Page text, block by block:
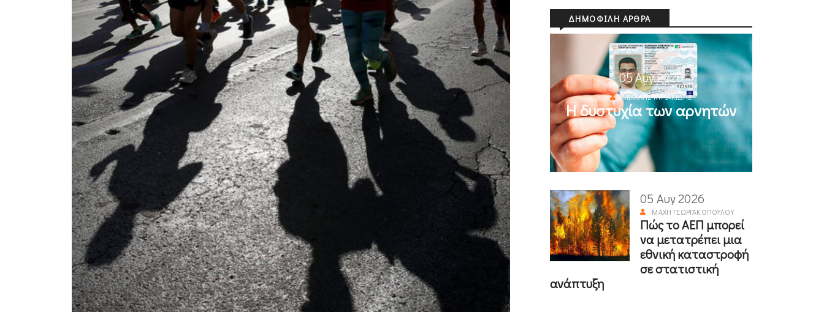
ΔΗΜΟΦΙΛΉ ΆΡΘΡΑ
05 Αυγ 2026
ΜΙΧΆΛΗΣ ΚΥΡΙΑΚΊΔΗΣ
Η δυστυχία των αρνητών
05 Αυγ 2026
ΜΆΧΗ ΓΕΩΡΓΑΚΟΠΟΎΛΟΥ
Πώς το ΑΕΠ μπορεί
να μετατρέπει μια
εθνική καταστροφή
σε στατιστική
ανάπτυξη